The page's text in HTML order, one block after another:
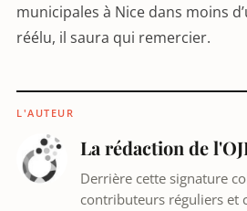
municipales à Nice dans moins
réélu, il saura qui remercier.
L'AUTEUR
La rédaction de
Derrière cette signature
contributeurs réguliers et